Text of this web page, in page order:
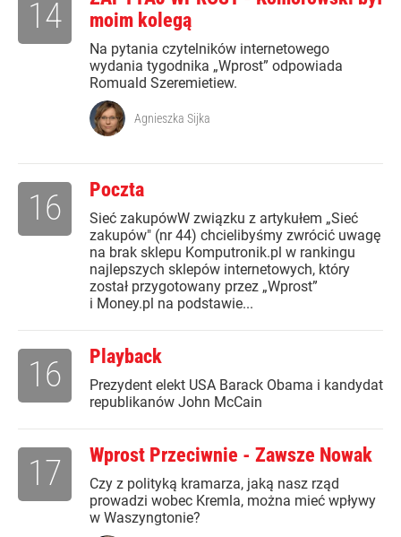
moim kolegą
Na pytania czytelników internetowego
wydania tygodnika „Wprost” odpowiada
Romuald Szeremietiew.
14
Agnieszka Sijka
Poczta
Sieć zakupówW związku z artykułem „Sieć
zakupów" (nr 44) chcielibyśmy zwrócić uwagę
na brak sklepu Komputronik.pl w rankingu
najlepszych sklepów internetowych, który
został przygotowany przez „Wprost”
i Money.pl na podstawie...
16
Playback
Prezydent elekt USA Barack Obama i kandydat
republikanów John McCain
16
Wprost Przeciwnie - Zawsze Nowak
Czy z polityką kramarza, jaką nasz rząd
prowadzi wobec Kremla, można mieć wpływy
w Waszyngtonie?
17